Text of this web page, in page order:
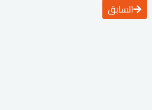
السابق